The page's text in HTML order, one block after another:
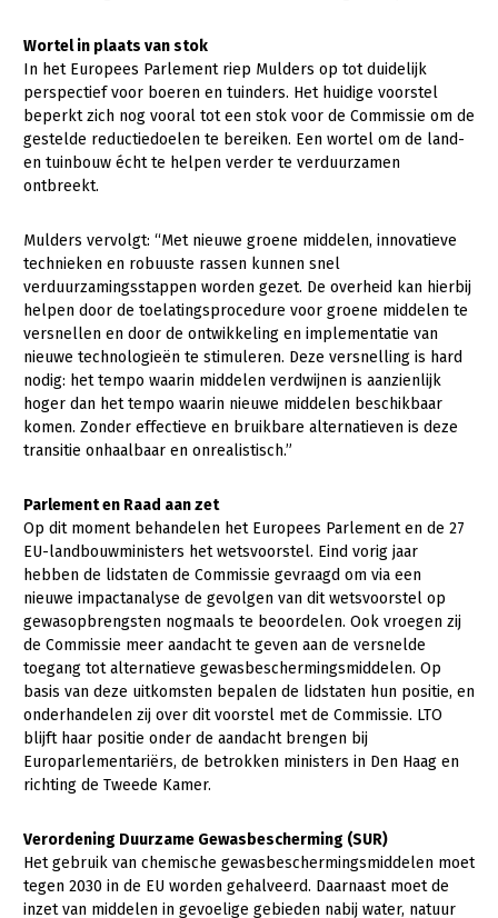
Geitenhouderij
Kalverhouderij
Konijnenhouderij
Melkveehouderij
Pluimveehouderij
Schapenhouderij
Varkenshouderij
Vleesveehouderij
Akkerbouw
Biologische Landbouw
Bollenteelt
Bomen, vaste planten en zomerbloemen
Glastuinbouw
Paddenstoelen
Vollegrondsgroente
Multifunctionele landbouw
Multifunctioneel
Vrouw en Bedrijf
Onderwerpen
Nieuwsabonnement
Webinars
Over LTO
LTO Nederland
Mensen
Bestuur en Directie
Medewerkers
Jaarverslag 2023
Vacatures
Contact
Wortel in plaats van stok
In het Europees Parlement riep Mulders op tot duidelijk
perspectief voor boeren en tuinders. Het huidige voorstel
beperkt zich nog vooral tot een stok voor de Commissie om de
gestelde reductiedoelen te bereiken. Een wortel om de land-
en tuinbouw écht te helpen verder te verduurzamen
ontbreekt.
Mulders vervolgt: “Met nieuwe groene middelen, innovatieve
technieken en robuuste rassen kunnen snel
verduurzamingsstappen worden gezet. De overheid kan hierbij
helpen door de toelatingsprocedure voor groene middelen te
versnellen en door de ontwikkeling en implementatie van
nieuwe technologieën te stimuleren. Deze versnelling is hard
nodig: het tempo waarin middelen verdwijnen is aanzienlijk
hoger dan het tempo waarin nieuwe middelen beschikbaar
komen. Zonder effectieve en bruikbare alternatieven is deze
transitie onhaalbaar en onrealistisch.”
Parlement en Raad aan zet
Op dit moment behandelen het Europees Parlement en de 27
EU-landbouwministers het wetsvoorstel. Eind vorig jaar
hebben de lidstaten de Commissie gevraagd om via een
nieuwe impactanalyse de gevolgen van dit wetsvoorstel op
gewasopbrengsten nogmaals te beoordelen. Ook vroegen zij
de Commissie meer aandacht te geven aan de versnelde
toegang tot alternatieve gewasbeschermingsmiddelen. Op
basis van deze uitkomsten bepalen de lidstaten hun positie, en
onderhandelen zij over dit voorstel met de Commissie. LTO
blijft haar positie onder de aandacht brengen bij
Europarlementariërs, de betrokken ministers in Den Haag en
richting de Tweede Kamer.
Verordening Duurzame Gewasbescherming (SUR)
Het gebruik van chemische gewasbeschermingsmiddelen moet
tegen 2030 in de EU worden gehalveerd. Daarnaast moet de
inzet van middelen in gevoelige gebieden nabij water, natuur